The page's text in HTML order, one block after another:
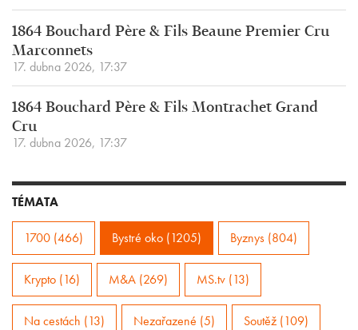
1864 Bouchard Père & Fils Beaune Premier Cru
Marconnets
17. dubna 2026, 17:37
1864 Bouchard Père & Fils Montrachet Grand
Cru
17. dubna 2026, 17:37
TÉMATA
1700 (466) Bystré oko (1205) Byznys (804)
Krypto (16) M&A (269) MS.tv (13)
Na cestách (13) Nezařazené (5) Soutěž (109)